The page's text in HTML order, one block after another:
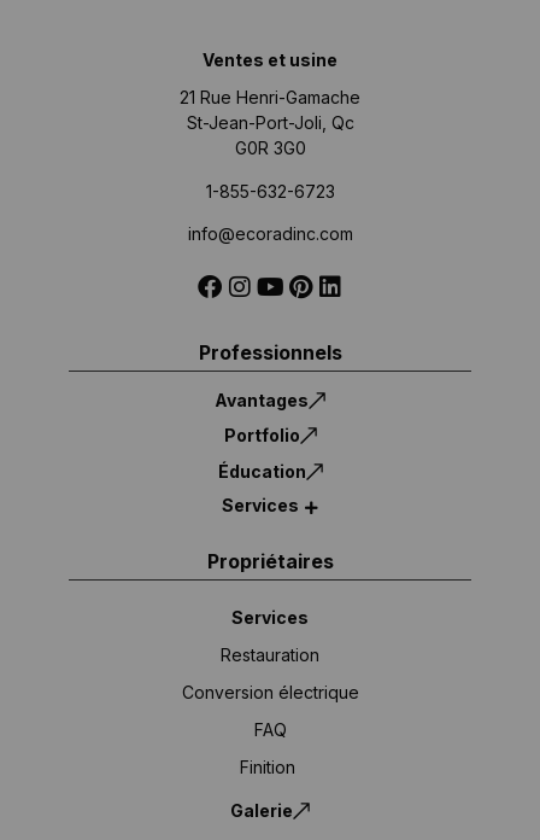
Ventes et usine
21 Rue Henri-Gamache
St-Jean-Port-Joli, Qc
G0R 3G0
1-855-632-6723
info@ecoradinc.com
Professionnels
Avantages
Portfolio
Éducation
Services
Propriétaires
Services
Restauration
Conversion électrique
FAQ
Finition
Galerie